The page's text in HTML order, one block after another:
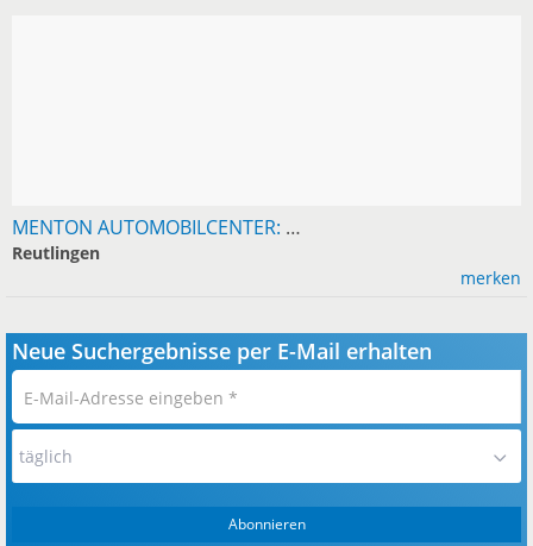
MENTON AUTOMOBILCENTER: HILFE BEI HAGEL- UND WASSERSCHÄDEN
Reutlingen
merken
Neue Suchergebnisse per E-Mail erhalten
E-
Mail-
Adresse
eingeben
täglich
Abonnieren